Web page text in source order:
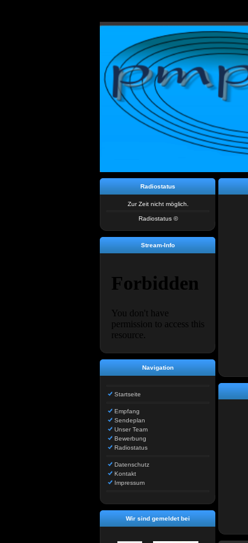
Radiostatus
Zur Zeit nicht möglich.
Radiostatus ©
Stream-Info
Navigation
Startseite
Empfang
Sendeplan
Unser Team
Bewerbung
Radiostatus
Datenschutz
Kontakt
Impressum
Wir sind gemeldet bei